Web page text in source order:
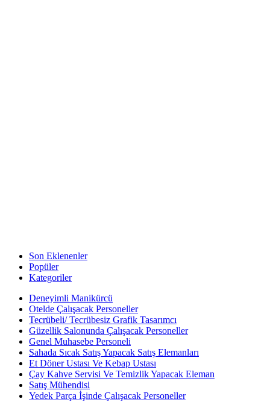
Son Eklenenler
Popüler
Kategoriler
Deneyimli Manikürcü
Otelde Çalışacak Personeller
Tecrübeli/ Tecrübesiz Grafik Tasarımcı
Güzellik Salonunda Çalışacak Personeller
Genel Muhasebe Personeli
Sahada Sıcak Satış Yapacak Satış Elemanları
Et Döner Ustası Ve Kebap Ustası
Çay Kahve Servisi Ve Temizlik Yapacak Eleman
Satış Mühendisi
Yedek Parça İşinde Çalışacak Personeller